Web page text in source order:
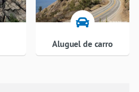
Aluguel de carro